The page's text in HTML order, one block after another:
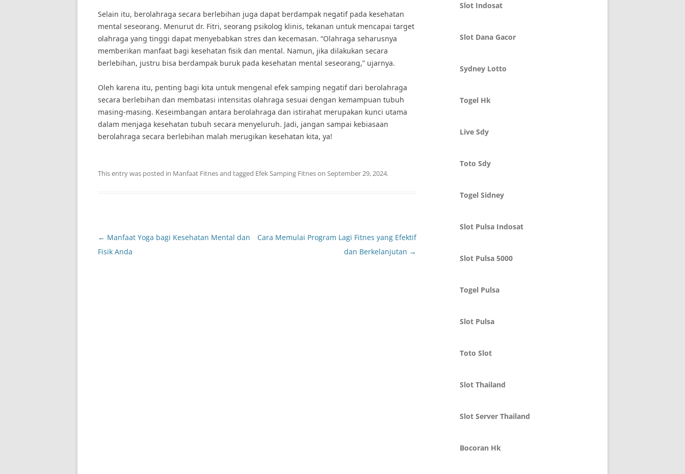
Selain itu, berolahraga secara berlebihan juga dapat berdampak negatif pada kesehatan
mental seseorang. Menurut dr. Fitri, seorang psikolog klinis, tekanan untuk mencapai target
olahraga yang tinggi dapat menyebabkan stres dan kecemasan. “Olahraga seharusnya
memberikan manfaat bagi kesehatan fisik dan mental. Namun, jika dilakukan secara
berlebihan, justru bisa berdampak buruk pada kesehatan mental seseorang,” ujarnya.
Oleh karena itu, penting bagi kita untuk mengenal efek samping negatif dari berolahraga
secara berlebihan dan membatasi intensitas olahraga sesuai dengan kemampuan tubuh
masing-masing. Keseimbangan antara berolahraga dan istirahat merupakan kunci utama
dalam menjaga kesehatan tubuh secara menyeluruh. Jadi, jangan sampai kebiasaan
berolahraga secara berlebihan malah merugikan kesehatan kita, ya!
This entry was posted in Manfaat Fitnesand tagged Efek Samping Fitneson September 29, 2024.
Post
navigation
← Manfaat Yoga bagi Kesehatan Mental dan
Fisik Anda
Cara Memulai Program Lagi Fitnes yang Efektif
dan Berkelanjutan →
Slot Indosat
Slot Dana Gacor
Sydney Lotto
Togel Hk
Live Sdy
Toto Sdy
Togel Sidney
Slot Pulsa Indosat
Slot Pulsa 5000
Togel Pulsa
Slot Pulsa
Toto Slot
Slot Thailand
Slot Server Thailand
Bocoran Hk